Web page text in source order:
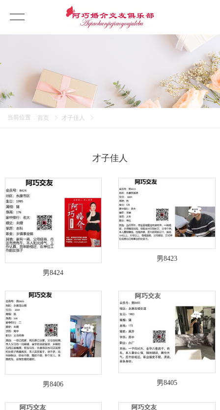
当前位置 : 首页 才子佳人
才子佳人
男8424
男8423
男8406 男8405